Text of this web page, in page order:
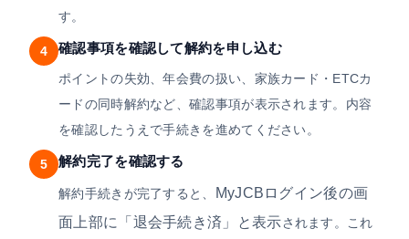
す。
4 確認事項を確認して解約を申し込む
ポイントの失効、年会費の扱い、家族カード・ETCカ
ードの同時解約など、確認事項が表示されます。内容
を確認したうえで手続きを進めてください。
5 解約完了を確認する
解約手続きが完了すると、
MyJCBログイン後の画
面上部に「退会手続き済」と表示されます。これ